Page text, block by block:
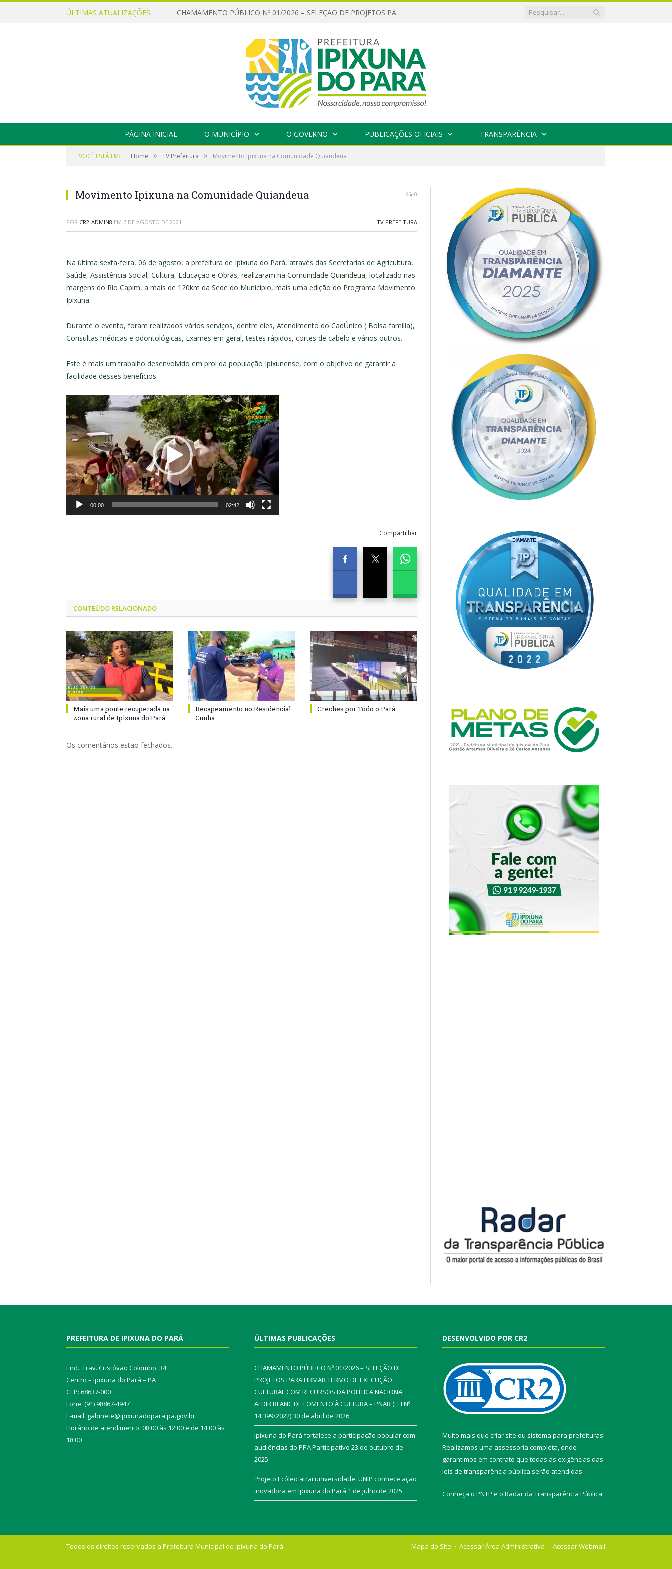
ÚLTIMAS ATUALIZAÇÕES: CHAMAMENTO PÚBLICO Nº 01/2026 – SELEÇÃO DE PROJETOS PARA FIRMAR TERMO DE EXECUÇÃO CULTURAL COM RECURSOS DA POLÍTICA NACIONAL ALDIR BLANC DE FOMENTO À CULTURA – PNAB (LEI Nº 14.399/2022)
PÁGINA INICIAL O MUNICÍPIO O GOVERNO PUBLICAÇÕES OFICIAIS TRANSPARÊNCIA
VOCÊ ESTÁ EM: Home » TV Prefeitura » Movimento Ipixuna na Comunidade Quiandeua
Movimento Ipixuna na Comunidade Quiandeua 0
POR CR2-ADMIN8 EM 7 DE AGOSTO DE 2021 TV PREFEITURA
Na última sexta-feira, 06 de agosto, a prefeitura de Ipixuna do Pará, através das Secretarias de Agricultura,
Saúde, Assistência Social, Cultura, Educação e Obras, realizaram na Comunidade Quiandeua, localizado nas
margens do Rio Capim, a mais de 120km da Sede do Município, mais uma edição do Programa Movimento
Ipixuna.
Durante o evento, foram realizados vários serviços, dentre eles, Atendimento do CadÚnico ( Bolsa família),
Consultas médicas e odontológicas, Exames em geral, testes rápidos, cortes de cabelo e vários outros.
Este é mais um trabalho desenvolvido em prol da população Ipixunense, com o objetivo de garantir a
facilidade desses benefícios.
Tocador
de
vídeo
00:00 02:42
Compartilhar
CONTEÚDO RELACIONADO
Mais uma ponte recuperada na
zona rural de Ipixuna do Pará
Recapeamento no Residencial
Cunha
Creches por Todo o Pará
Os comentários estão fechados.
PREFEITURA DE IPIXUNA DO PARÁ
End.: Trav. Cristóvão Colombo, 34
Centro – Ipixuna do Pará – PA
CEP: 68637-000
Fone: (91) 98867-4947
E-mail: gabinete@ipixunadopara.pa.gov.br
Horário de atendimento: 08:00 às 12:00 e de 14:00 às
18:00
ÚLTIMAS PUBLICAÇÕES
CHAMAMENTO PÚBLICO Nº 01/2026 – SELEÇÃO DE
PROJETOS PARA FIRMAR TERMO DE EXECUÇÃO
CULTURAL COM RECURSOS DA POLÍTICA NACIONAL
ALDIR BLANC DE FOMENTO À CULTURA – PNAB (LEI Nº
14.399/2022)30 de abril de 2026
Ipixuna do Pará fortalece a participação popular com
audiências do PPA Participativo 23 de outubro de
2025
Projeto Ecóleo atrai universidade: UNIP conhece ação
inovadora em Ipixuna do Pará 1 de julho de 2025
DESENVOLVIDO POR CR2
Muito mais que criar site ou sistema para prefeituras!
Realizamos uma assessoria completa, onde
garantimos em contrato que todas as exigências das
leis de transparência pública serão atendidas.
Conheça o PNTP e o Radar da Transparência Pública
Todos os direitos reservados a Prefeitura Municipal de Ipixuna do Pará. Mapa do Site Acessar Área Administrativa Acessar Webmail